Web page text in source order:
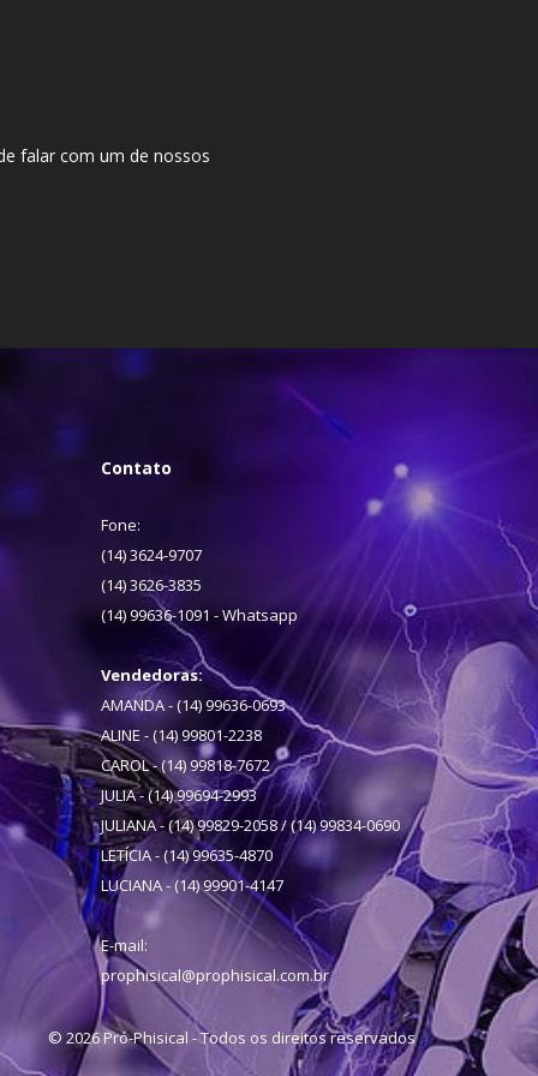
falar com um de nossos
Contato
Fone:
(14) 3624-9707
(14) 3626-3835
(14) 99636-1091 - Whatsapp
Vendedoras:
AMANDA - (14) 99636-0693
ALINE - (14) 99801-2238
CAROL - (14) 99818-7672
JULIA - (14) 99694-2993
JULIANA - (14) 99829-2058 / (14) 99834-0690
LETÍCIA - (14) 99635-4870
LUCIANA - (14) 99901-4147
E-mail:
prophisical@prophisical.com.br
© 2026 Pró-Phisical - Todos os direitos reservados